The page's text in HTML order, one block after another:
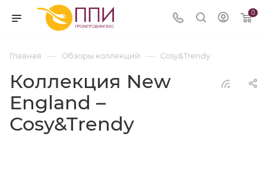
0
Главная — Обзоры коллекций — Cosy&Trendy
Коллекция New
England –
Cosy&Trendy